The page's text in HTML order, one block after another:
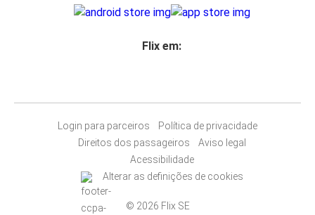
Flix em:
Login para parceiros
Política de privacidade
Direitos dos passageiros
Aviso legal
Acessibilidade
Alterar as definições de cookies
© 2026 Flix SE